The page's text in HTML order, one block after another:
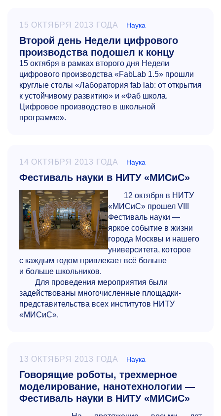
15 ОКТЯБРЯ 2013 ГОДА Наука
Второй день Недели цифрового
производства подошел к концу
15 октября в рамках второго дня Недели
цифрового производства «FabLab 1.5» прошли
круглые столы «Лаборатория fab lab: от открытия
к устойчивому развитию» и «Фаб школа.
Цифровое производство в школьной
программе».
14 ОКТЯБРЯ 2013 ГОДА Наука
Фестиваль науки в НИТУ «МИСиС»
12 октября в НИТУ
«МИСиС» прошел VIII
Фестиваль науки —
яркое событие в жизни
города Москвы и нашего
университета, которое
с каждым годом привлекает всё больше
и больше школьников.
Для проведения мероприятия были
задействованы многочисленные площадки-
представительства всех институтов НИТУ
«МИСиС».
13 ОКТЯБРЯ 2013 ГОДА Наука
Говорящие роботы, трехмерное
моделирование, нанотехнологии —
Фестиваль науки в НИТУ «МИСиС»